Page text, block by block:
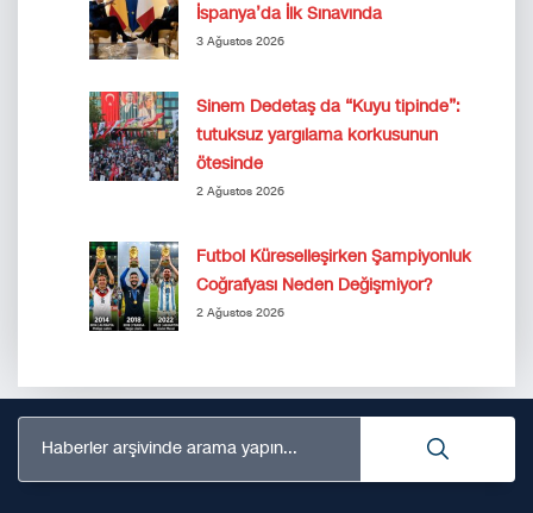
İspanya’da İlk Sınavında
3 Ağustos 2026
Sinem Dedetaş da “Kuyu tipinde”:
tutuksuz yargılama korkusunun
ötesinde
2 Ağustos 2026
Futbol Küreselleşirken Şampiyonluk
Coğrafyası Neden Değişmiyor?
2 Ağustos 2026
Haberler arşivinde arama yapın...